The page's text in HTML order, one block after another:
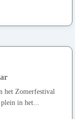
het Zomerfestival
in het...